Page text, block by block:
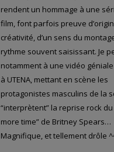
rendent un hommage à une
film, font parfois preuve
créativité, d’un sens du
rythme souvent saisissant. Je
notamment à une vidéo
à UTENA, mettant en scène les
protagonistes masculins de la
“interprètent” la reprise rock du
more time” de Britney Spears…
Magnifique, et tellement drôle